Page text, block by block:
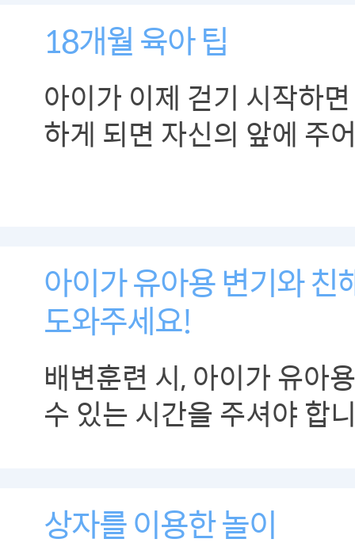
18개월 육아 팁
아이가 이제 걷기 시작하
하게 되면 자신의 앞에 주
아이가 유아용 변기와 친
도와주세요!
배변훈련 시, 아이가 유아
수 있는 시간을 주셔야 합
상자를 이용한 놀이